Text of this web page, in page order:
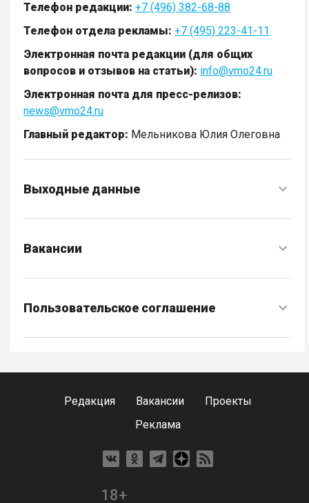
Телефон редакции: +7 (496) 382-68-88
Телефон отдела рекламы: +7 (495) 223-41-11
Электронная почта редакции (для общих
вопросов и отзывов на статьи): info@vmo24.ru
Электронная почта для пресс-релизов:
news@vmo24.ru
Главный редактор: Мельникова Юлия Олеговна
Выходные данные
Вакансии
Пользовательское соглашение
Редакция Вакансии
Проекты
Реклама
18+